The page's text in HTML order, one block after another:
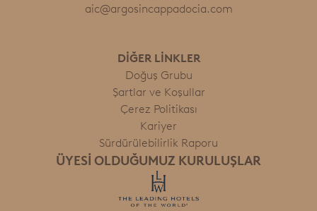
aic@argosincappadocia.com
DİĞER LİNKLER
Doğuş Grubu
Şartlar ve Koşullar
Çerez Politikası
Kariyer
Sürdürülebilirlik Raporu
ÜYESI OLDUĞUMUZ KURULUŞLAR